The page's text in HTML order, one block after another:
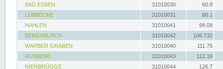
BAD ESSEN
31010030
60.8
LÜBBECKE
31010031
80.1
HAHLEN
31010041
98.09
BERENBUSCH
31010042
106.732
WARBER GRABEN
31010040
111.75
RUSBEND
31010043
112.16
NIENBRÜGGE
31010044
126.7